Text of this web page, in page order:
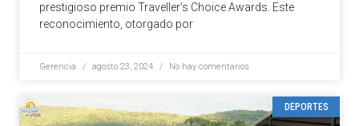
prestigioso premio Traveller’s Choice Awards. Este
reconocimiento, otorgado por
Gerencia agosto 23, 2024 No hay comentarios
DEPORTES